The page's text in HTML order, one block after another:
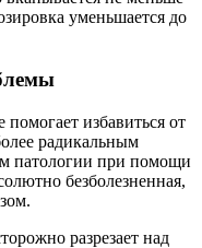
уменьшается до
избавиться от
радикальным
патологии при помощи
безболезненная,
разрезает над